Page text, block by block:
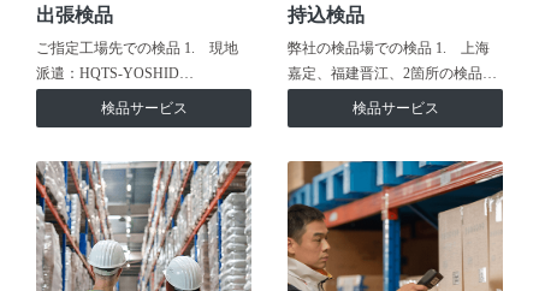
出張検品
ご指定工場先での検品 1. 現地
派遣：HQTS-YOSHID…
検品サービス
持込検品
弊社の検品場での検品 1. 上海
嘉定、福建晋江、2箇所の検品…
検品サービス